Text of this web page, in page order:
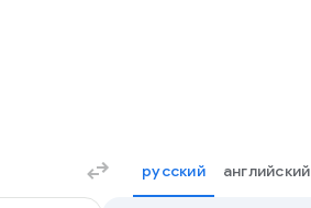
русский английский